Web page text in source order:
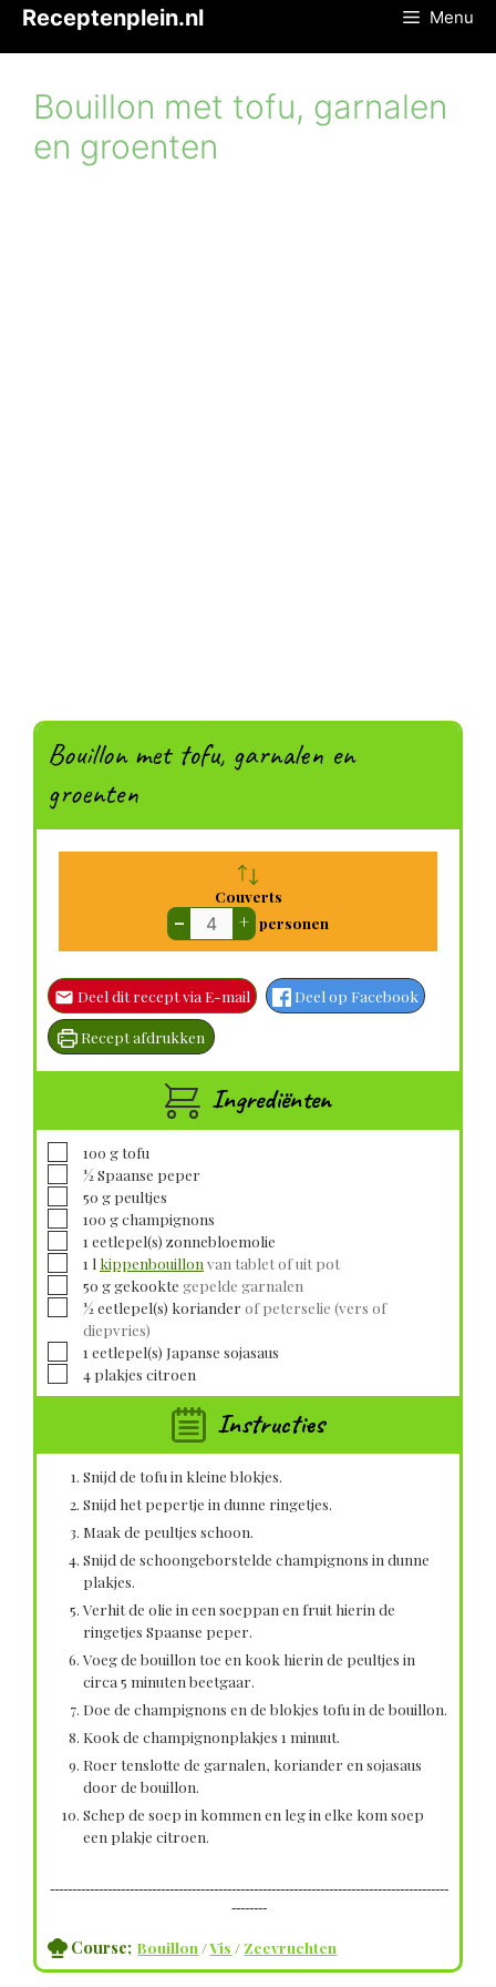
inhoud
Receptenplein.nl Menu
Bouillon met tofu, garnalen
en groenten
Bouillon met tofu, garnalen en
groenten
Couverts
– + personen
Deel dit recept via E-mail Deel op Facebook
Recept afdrukken
Ingrediënten
▢
100 gtofu
▢
½ Spaanse peper
▢
50 g peultjes
▢
100 gchampignons
▢1 eetlepel(s) zonnebloemolie
▢1 l kippenbouillon van tablet of uit pot
▢
50 ggekookte gepelde garnalen
▢
½ eetlepel(s) koriander of peterselie (vers of
diepvries)
▢1 eetlepel(s) Japanse sojasaus
▢4 plakjes citroen
Instructies
Snijd de tofu in kleine blokjes.
Snijd het pepertje in dunne ringetjes.
Maak de peultjes schoon.
Snijd de schoongeborstelde champignons in dunne
plakjes.
Verhit de olie in een soeppan en fruit hierin de
ringetjes Spaanse peper.
Voeg de bouillon toe en kook hierin de peultjes in
circa 5 minuten beetgaar.
Doe de champignons en de blokjes tofu in de bouillon.
Kook de champignonplakjes 1 minuut.
Roer tenslotte de garnalen, koriander en sojasaus
door de bouillon.
Schep de soep in kommen en leg in elke kom soep
een plakje citroen.
------------------------------------------------------------------------------------------
--------
Course; Bouillon /Vis / Zeevruchten